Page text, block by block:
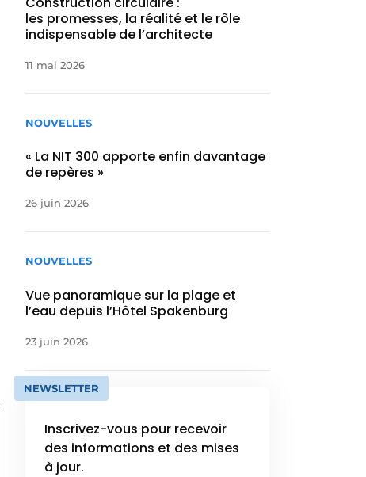
les promesses, la réalité et le rôle
indispensable de l’architecte
11 mai 2026
NOUVELLES
« La NIT 300 apporte enfin davantage
de repères »
26 juin 2026
NOUVELLES
Vue panoramique sur la plage et
l’eau depuis l’Hôtel Spakenburg
23 juin 2026
NEWSLETTER
Inscrivez-vous pour recevoir
des informations et des mises
à jour.